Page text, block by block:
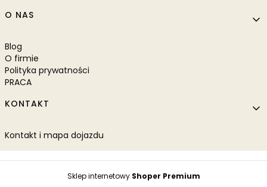
O NAS
Blog
O firmie
Polityka prywatności
PRACA
KONTAKT
Kontakt i mapa dojazdu
Sklep internetowy Shoper Premium